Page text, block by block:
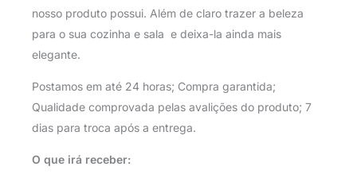
nosso produto possui. Além de claro trazer a beleza
para o sua cozinha e sala e deixa-la ainda mais
elegante.
Postamos em até 24 horas; Compra garantida;
Qualidade comprovada pelas avalições do produto; 7
dias para troca após a entrega.
O que irá receber: